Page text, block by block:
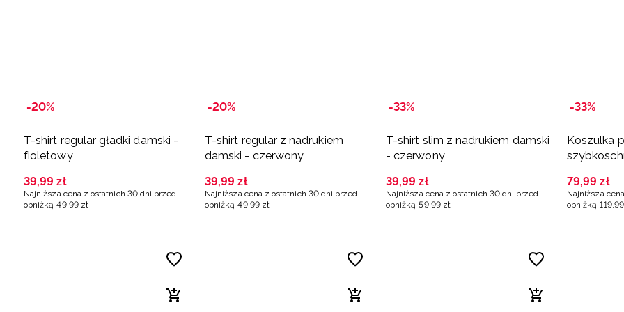
-20%
T-shirt regular gładki damski -
fioletowy
39,99 zł
Najniższa cena z ostatnich 30 dni przed
obniżką 49, 99 zł
-20%
T-shirt regular z nadrukiem
damski - czerwony
39,99 zł
Najniższa cena z ostatnich 30 dni przed
obniżką 49, 99 zł
-33%
T-shirt slim z nadrukiem damski
- czerwony
39,99 zł
Najniższa cena z ostatnich 30 dni przed
obniżką 59, 99 zł
-33%
Koszulka
79,99 zł
Najniższa
obniżką 119, 99